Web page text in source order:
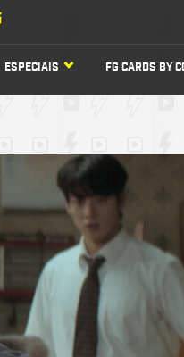
ESPECIAIS FG CARDS BY